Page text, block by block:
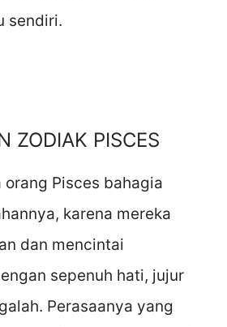
sendiri.
ZODIAK PISCES
orang Pisces bahagia
karena mereka
dan mencintai
sepenuh hati, jujur
Perasaanya yang